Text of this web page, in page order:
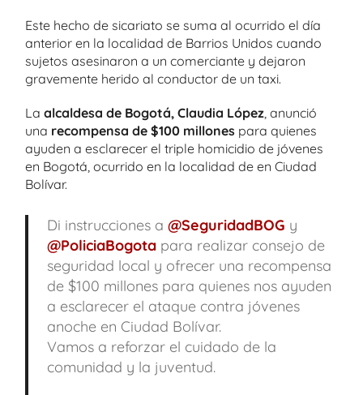
Este hecho de sicariato se suma al ocurrido el día
anterior en la localidad de Barrios Unidos cuando
sujetos asesinaron a un comerciante y dejaron
gravemente herido al conductor de un taxi.
La alcaldesa de Bogotá, Claudia López , anunció
una recompensa de $100 millones para quienes
ayuden a esclarecer el triple homicidio de jóvenes
en Bogotá, ocurrido en la localidad de en Ciudad
Bolívar.
Di instrucciones a @SeguridadBOG y
@PoliciaBogotapara realizar consejo de
seguridad local y ofrecer una recompensa
de $100 millones para quienes nos ayuden
a esclarecer el ataque contra jóvenes
anoche en Ciudad Bolívar.
Vamos a reforzar el cuidado de la
comunidad y la juventud.